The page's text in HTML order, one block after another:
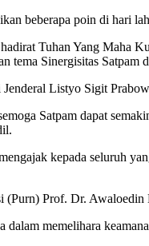
beberapa poin di hari
Tuhan Yang Maha
tema Sinergisitas
Listyo Sigit
Satpam dapat
kepada seluruh
Prof. Dr. Awaloedin
memelihara